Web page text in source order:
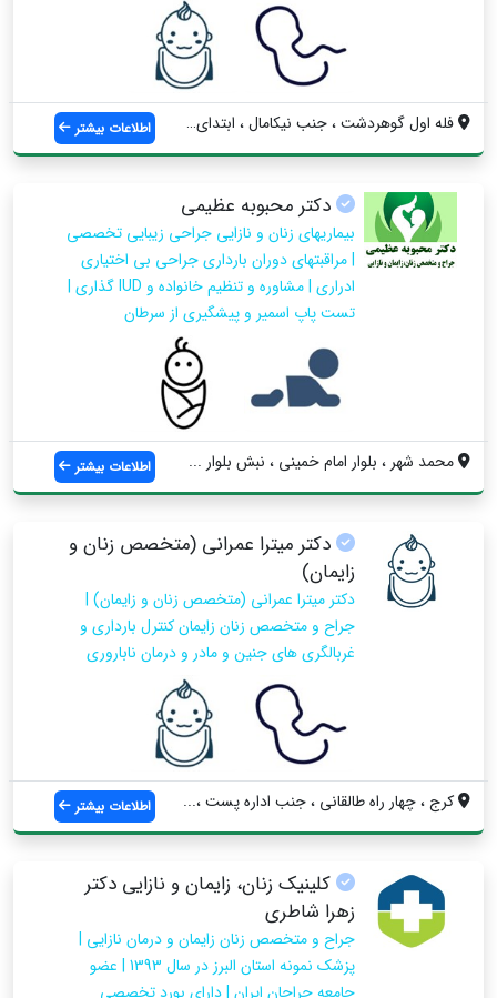
فله اول گوهردشت ، جنب نیکامال ، ابتدای خ... اطلاعات بیشتر
دکتر محبوبه عظیمی
بیماریهای زنان و نازایی جراحی زیبایی تخصصی
| مراقبتهای دوران بارداری جراحی بی اختیاری
ادراری | مشاوره و تنظیم خانواده و IUD گذاری |
تست پاپ اسمیر و پیشگیری از سرطان
محمد شهر ، بلوار امام خمینی ، نبش بلوار ... اطلاعات بیشتر
دکتر میترا عمرانی (متخصص زنان و
زایمان)
دکتر میترا عمرانی (متخصص زنان و زایمان) |
جراح و متخصص زنان زایمان کنترل بارداری و
غربالگری های جنین و مادر و درمان ناباروری
کرج ، چهار راه طالقانی ، جنب اداره پست ،... اطلاعات بیشتر
کلینیک زنان، زایمان و نازایی دکتر
زهرا شاطری
جراح و متخصص زنان زایمان و درمان نازایی |
پزشک نمونه استان البرز در سال 1393 | عضو
جامعه جراحان ایران | دارای بورد تخصصی